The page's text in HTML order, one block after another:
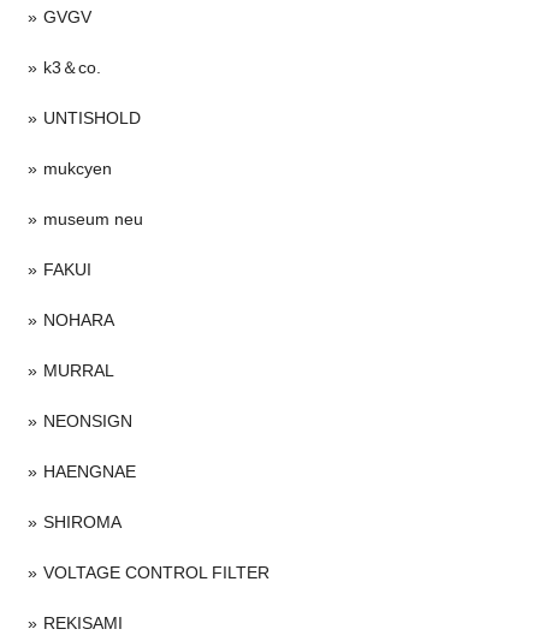
GVGV
k3＆co.
UNTISHOLD
mukcyen
museum neu
FAKUI
NOHARA
MURRAL
NEONSIGN
HAENGNAE
SHIROMA
VOLTAGE CONTROL FILTER
REKISAMI